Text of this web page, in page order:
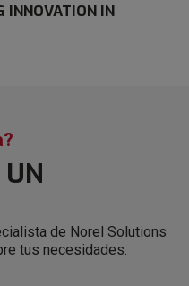
INNOVATION IN
UN
de Norel Solutions
tus necesidades.